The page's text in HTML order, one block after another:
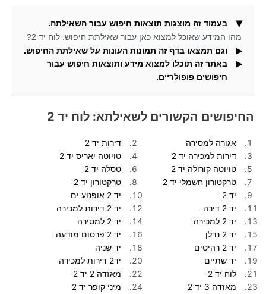
בעמוד זה מוצגות תוצאות חיפוש עבור השאילתה.
מהו המידע שאוכל למצוא כאן עבור שאילתת חיפוש: לוח יד 2?
וגם תמצאו בדף זה תמונות העונות על שאילתת החיפוש.
אילו תוצאות חיפוש נוספות ניתן למצוא כאן עבור השאילתה
לוח יד 2?
באתר זה תוכלו למצוא מידע ותוצאות חיפוש עבור
חיפושים פופולריים.
החיפושים הקשורים לשאילתא: לוח יד 2
אגורה למסירה
דירות יד 2
דירות למכירה יד 2
טויוטה יאריס יד 2
טויוטה קורולה יד 2
טסלה יד 2
טרקטורון חשמלי יד 2
טרקטורון יד 2
יד 2
יד 2 אופנוע ים
יד 2 דירה
יד 2 דירות למכירה
יד 2 למכירה
יד 2 למסירה
יד 2 נדלן
יד 2 פרסום מודעה
יד 2 רהיטים
יד שניה
יד שתיים
יד2 דירות למכירה
לוח יד 2
מאזדה 2 יד 2
מאזדה 3 יד 2
מיני קופר יד 2